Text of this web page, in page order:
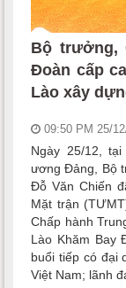
Bộ trưởng,
Đoàn cấp
Lào xây
09:50 PM 25/
Ngày 25/12,
ương Đảng, Bộ
Đỗ Văn Chiến
Mặt trận
Chấp hành
Lào Khăm Bay
buổi tiếp có đại
Việt Nam; lãnh